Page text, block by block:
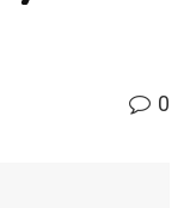
0